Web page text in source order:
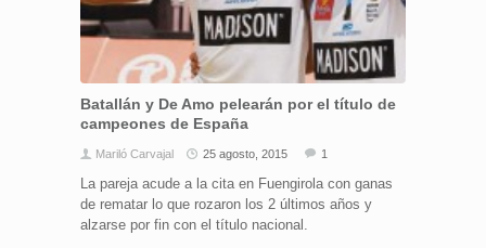
Batallán y De Amo pelearán por el título de
campeones de España
Mariló Carvajal 25 agosto, 2015 1
La pareja acude a la cita en Fuengirola con ganas
de rematar lo que rozaron los 2 últimos años y
alzarse por fin con el título nacional.